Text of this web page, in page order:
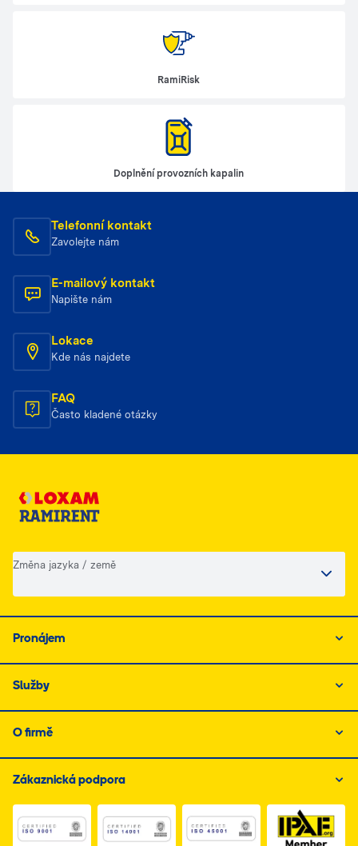
RamiRisk
Doplnění provozních kapalin
Telefonní kontakt
Zavolejte nám
E-mailový kontakt
Napište nám
Lokace
Kde nás najdete
FAQ
Často kladené otázky
Změna jazyka / země
Pronájem
Služby
O firmě
Zákaznická podpora
Link do dokumentu PDF z certyfikatem ISO 1, otwiera
Link do dokumentu PDF z certyfikatem
Link do dokumentu